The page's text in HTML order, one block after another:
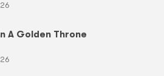
A Golden Throne